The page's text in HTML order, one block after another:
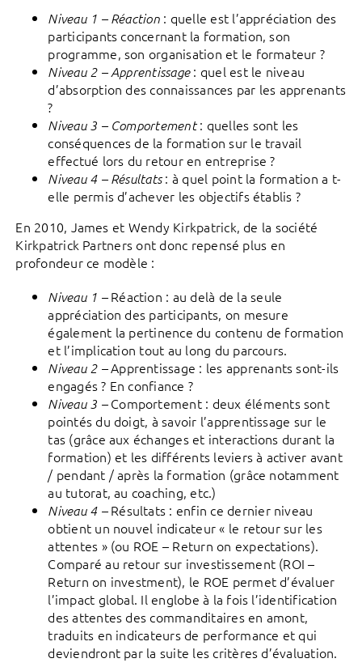
Niveau 1 – Réaction: quelle est l’appréciation des
participants concernant la formation, son
programme, son organisation et le formateur ?
Niveau 2 – Apprentissage: quel est le niveau
d’absorption des connaissances par les apprenants
?
Niveau 3 – Comportement: quelles sont les
conséquences de la formation sur le travail
effectué lors du retour en entreprise ?
Niveau 4 – Résultats: à quel point la formation a t-
elle permis d’achever les objectifs établis ?
En 2010, James et Wendy Kirkpatrick, de la société
Kirkpatrick Partners ont donc repensé plus en
profondeur ce modèle :
Niveau 1 –Réaction : au delà de la seule
appréciation des participants, on mesure
également la pertinence du contenu de formation
et l’implication tout au long du parcours.
Niveau 2 –Apprentissage : les apprenants sont-ils
engagés ? En confiance ?
Niveau 3 –Comportement : deux éléments sont
pointés du doigt, à savoir l’apprentissage sur le
tas (grâce aux échanges et interactions durant la
formation) et les différents leviers à activer avant
/ pendant / après la formation (grâce notamment
au tutorat, au coaching, etc.)
Niveau 4 –Résultats : enfin ce dernier niveau
obtient un nouvel indicateur « le retour sur les
attentes » (ou ROE – Return on expectations).
Comparé au retour sur investissement (ROI –
Return on investment), le ROE permet d’évaluer
l’impact global. Il englobe à la fois l’identification
des attentes des commanditaires en amont,
traduits en indicateurs de performance et qui
deviendront par la suite les critères d’évaluation.